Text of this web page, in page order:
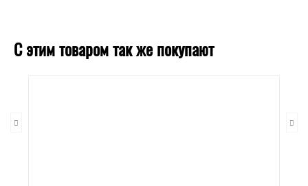
С этим товаром так же покупают